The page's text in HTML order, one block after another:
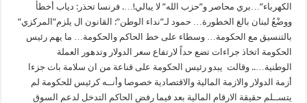
الكهرباء”…بري محاصر و”حزب الله” لا يبالي!…. فرنسا تحذر: دياب أخطأ
ووضْعُ لبنان بالغ الخطورة… حمود لـ”نداء الوطن”: القانون ال يلزم”المركزي”
بالتنسيق مع الحكومة… وسطاء على خط الحاكم والحكومة… ما يهم رئيس
الحكومة اتخاذ جراءات تضع حداً لارتفاع سعر الدولار وتدهور العملة
الوطنية….. وقالت يبدو رئيس الحكومة على قناعة من ان سلامة بات جزءا
أزمة الدولار والازمة المالية والاقتصادية خصوصا وأنــه كرئيس للحكومة لم
يتســلم حقيقة الارقام المالية بعد فيما رفض الحاكم التدخل لدعم السوق